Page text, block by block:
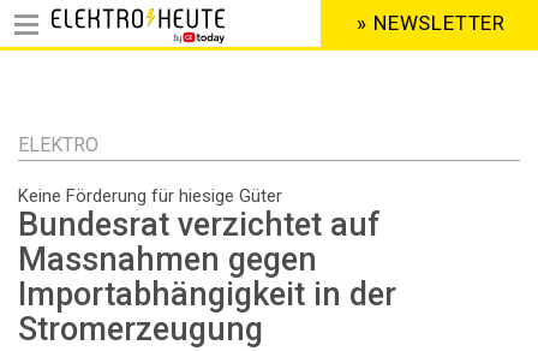
Inhalt
HEADER
MENU
» NEWSLETTER
ELEKTRO
Keine Förderung für hiesige Güter
Bundesrat verzichtet auf
Massnahmen gegen
Importabhängigkeit in der
Stromerzeugung